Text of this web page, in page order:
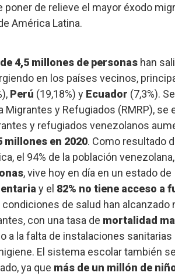
poner de relieve el mayor éxodo
América Latina.
4,5 millones de personashan
en los países vecinos,
Perú (19,18%) y Ecuador (7,3%).
Migrantes y Refugiados (RMRP), se
y refugiados venezolanos
millones en 2020. Como resultado
el 94% de la población
, vive hoy en día en un estado de
y el 82% no tiene acceso a
condiciones de salud han alcanzado
con una tasa de mortalidad
a la falta de instalaciones sanitarias
El sistema escolar también
ya que más de un millón de